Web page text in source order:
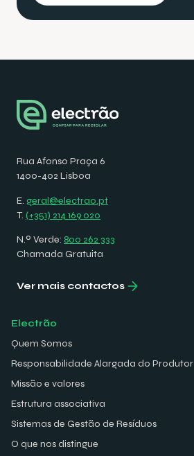
Rua Afonso Praça 6
1400-402 Lisboa
E. geral@electrao.pt
T. (+351) 214 169 020
N.º Verde: 800 262 333
Chamada Gratuita
Ver mais contactos
Electrão
Quem Somos
Responsabilidade Alargada do Produtor
Missão e valores
Estrutura associativa
Sistemas de Gestão de Resíduos
O que nos distingue